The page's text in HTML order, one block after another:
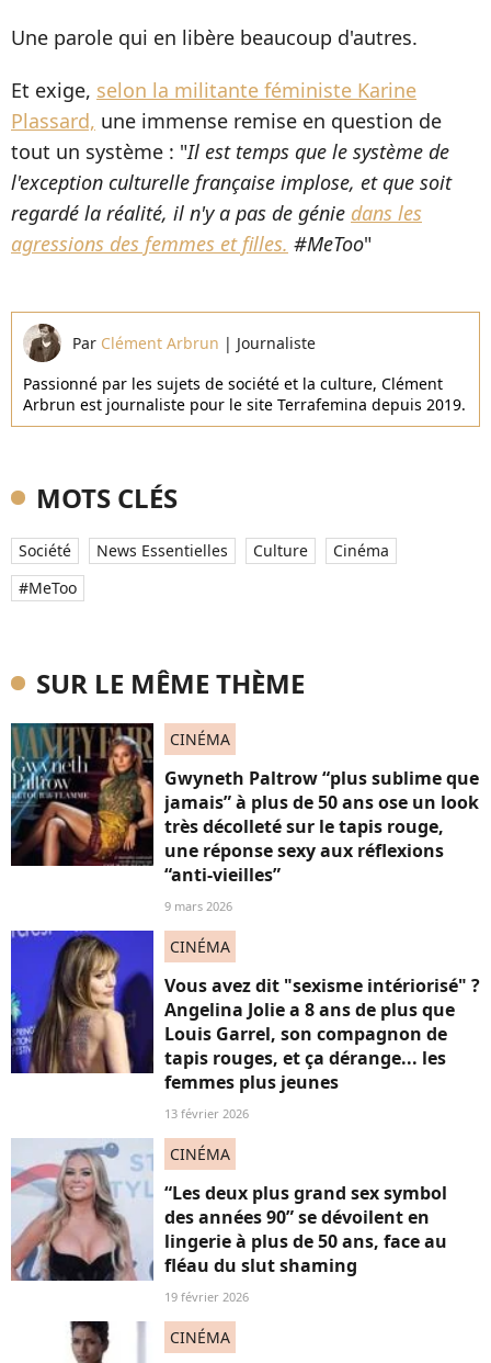
Une parole qui en libère beaucoup d'autres.
Et exige, selon la militante féministe Karine
Plassard, une immense remise en question de
tout un système : "Il est temps que le système de
l'exception culturelle française implose, et que soit
regardé la réalité, il n'y a pas de génie dans les
agressions des femmes et filles. #MeToo"
Par Clément Arbrun | Journaliste
Passionné par les sujets de société et la culture, Clément
Arbrun est journaliste pour le site Terrafemina depuis 2019.
MOTS CLÉS
Société News Essentielles Culture
Cinéma
#MeToo
SUR LE MÊME THÈME
CINÉMA
Gwyneth Paltrow “plus sublime que
jamais” à plus de 50 ans ose un look
très décolleté sur le tapis rouge,
une réponse sexy aux réflexions
“anti-vieilles”
9 mars 2026
CINÉMA
Vous avez dit "sexisme intériorisé" ?
Angelina Jolie a 8 ans de plus que
Louis Garrel, son compagnon de
tapis rouges, et ça dérange... les
femmes plus jeunes
13 février 2026
CINÉMA
“Les deux plus grand sex symbol
des années 90” se dévoilent en
lingerie à plus de 50 ans, face au
fléau du slut shaming
19 février 2026
CINÉMA